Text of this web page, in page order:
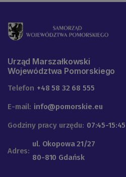
Urząd Marszałkowski
Województwa Pomorskiego
Telefon +48 58 32 68 555
E-mail: info@pomorskie.eu
Godziny pracy urzędu: 07:45-15:45
Adres:
ul. Okopowa 21/27
80-810 Gdańsk